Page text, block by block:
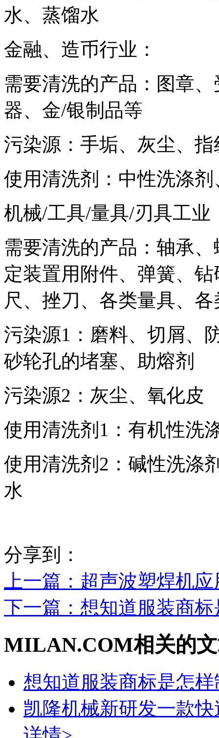
水、蒸馏水
金融、造币行业：
需要清洗的产品：图章
器、金/银制品等
污染源：手垢、灰尘、
使用清洗剂：中性洗涤
机械/工具/量具/刃具工业
需要清洗的产品：轴承
定装置用附件、弹簧、
尺、挫刀、各类量具、
污染源1：磨料、切屑、
砂轮孔的堵塞、助熔剂
污染源2：灰尘、氧化皮
使用清洗剂1：有机性洗
使用清洗剂2：碱性洗涤
水
分享到：
上一篇 ：超声波塑焊机
下一篇 ：想知道服装商
MILAN.COM相关的
想知道服装商标是怎
凯隆机械新研发一款